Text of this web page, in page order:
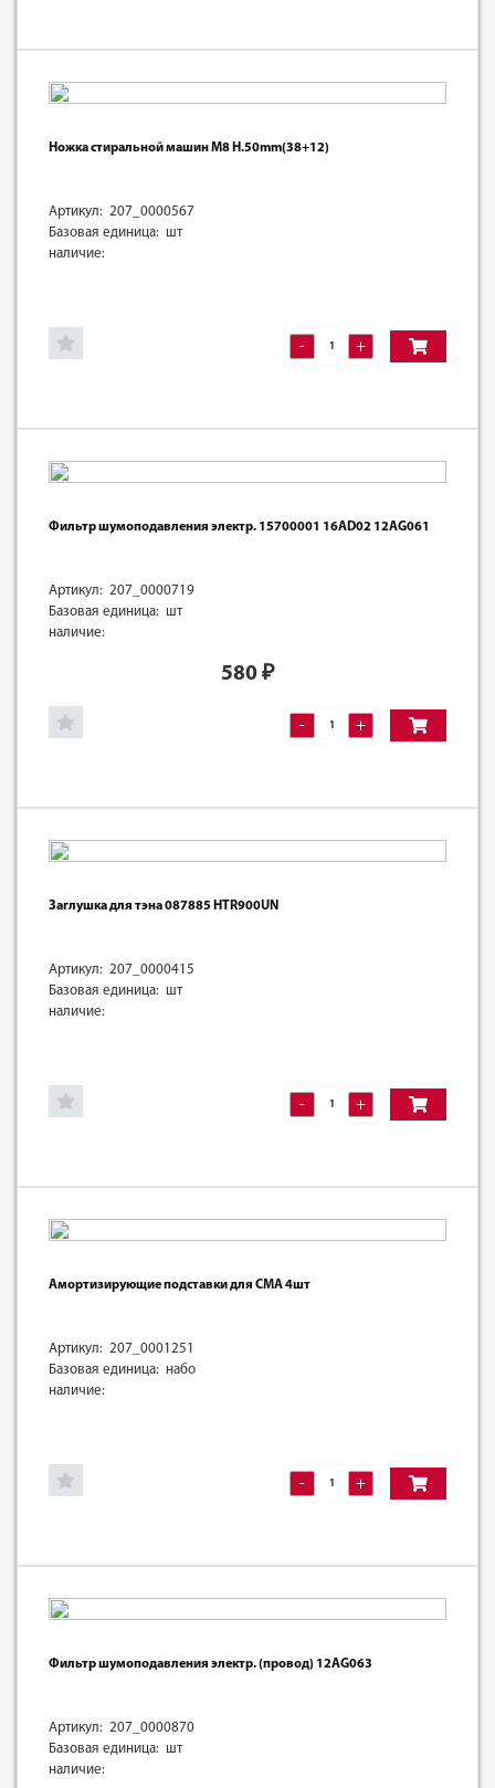
Ножка стиральной машин M8 H.50mm(38+12)
Артикул: 207_0000567
Базовая единица: шт
наличие:
- +
Фильтр шумоподавления электр. 15700001 16AD02 12AG061
Артикул: 207_0000719
Базовая единица: шт
наличие:
580 ₽
- +
Заглушка для тэна 087885 HTR900UN
Артикул: 207_0000415
Базовая единица: шт
наличие:
- +
Амортизирующие подставки для СМА 4шт
Артикул: 207_0001251
Базовая единица: набо
наличие:
- +
Фильтр шумоподавления электр. (провод) 12AG063
Артикул: 207_0000870
Базовая единица: шт
наличие: